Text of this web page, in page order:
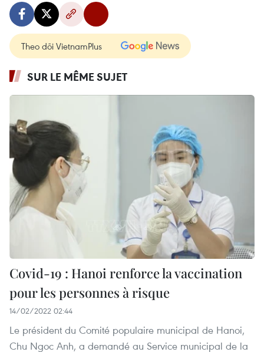
Theo dõi VietnamPlus
SUR LE MÊME SUJET
Covid-19 : Hanoi renforce la vaccination
pour les personnes à risque
14/02/2022 02:44
Le président du Comité populaire municipal de Hanoi,
Chu Ngoc Anh, a demandé au Service municipal de la